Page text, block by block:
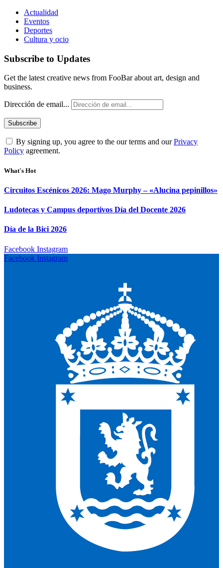
Actualidad
Eventos
Deportes
Cultura y ocio
Subscribe to Updates
Get the latest creative news from FooBar about art, design and
business.
Dirección de email...
By signing up, you agree to the our terms and ourPrivacy
Policy agreement.
What's Hot
Circuitos Escénicos 2026: Mago Murphy – «Alucina pepinillos»
Ludotecas y Campus deportivos Día del Docente 2026
Día de la Bici 2026
Facebook Instagram
Facebook Instagram